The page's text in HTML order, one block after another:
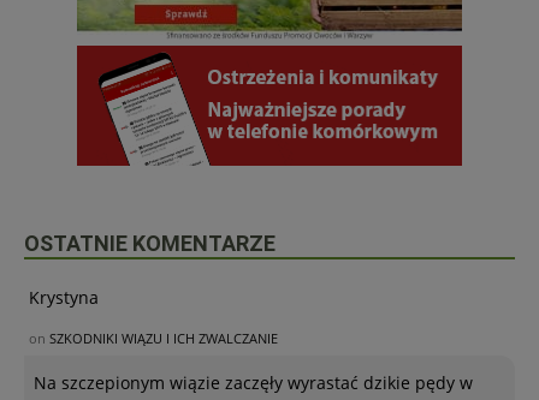
OSTATNIE KOMENTARZE
Krystyna
on SZKODNIKI WIĄZU I ICH ZWALCZANIE
Na szczepionym wiązie zaczęły wyrastać dzikie pędy w